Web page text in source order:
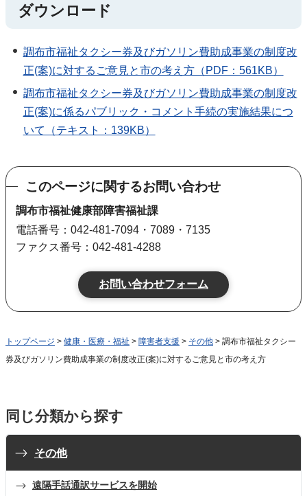
ダウンロード
調布市福祉タクシー券及びガソリン費助成事業の制度改
正(案)に対するご意見と市の考え方（PDF：561KB）
調布市福祉タクシー券及びガソリン費助成事業の制度改
正(案)に係るパブリック・コメント手続の実施結果につ
いて（テキスト：139KB）
このページに関するお問い合わせ
調布市福祉健康部障害福祉課
電話番号：042-481-7094・7089・7135
ファクス番号：042-481-4288
トップページ > 健康・医療・福祉 > 障害者支援 > その他 > 調布市福祉タクシー
券及びガソリン費助成事業の制度改正(案)に対するご意見と市の考え方
同じ分類から探す
その他
遠隔手話通訳サービスを開始